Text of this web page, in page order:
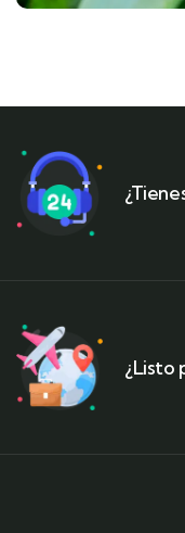
¿Listo